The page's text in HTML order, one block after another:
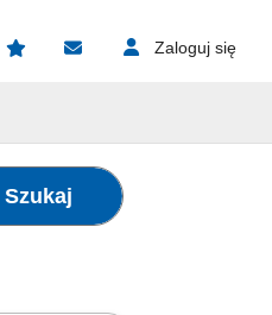
Zaloguj się
Szukaj